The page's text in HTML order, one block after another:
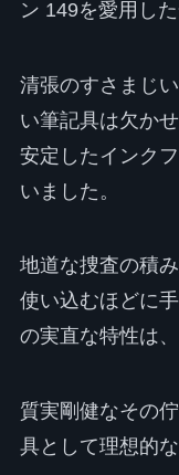
ン 149を愛用した
清張のすさまじ
い筆記具は欠か
安定したインク
いました。
地道な捜査の積
使い込むほどに
の実直な特性は
質実剛健なその
具として理想的